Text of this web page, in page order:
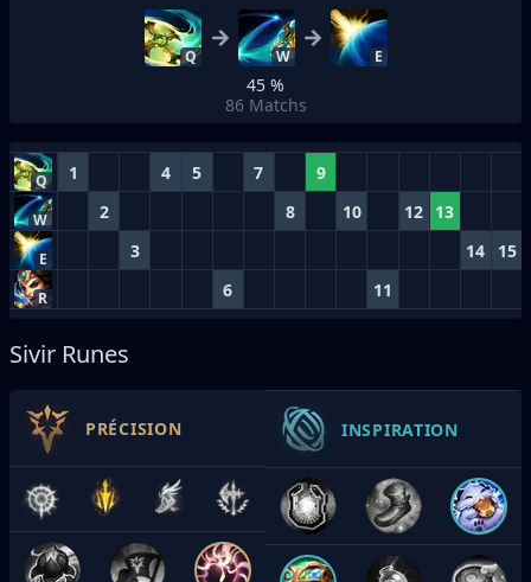
Q W E
45 %
86 Matchs
Q 1 4 5 7 9
W 2 8 10 12 13
E 3 14 15
R 6 11
Sivir Runes
PRÉCISION INSPIRATION